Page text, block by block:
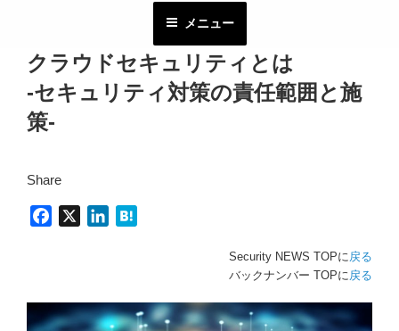
メニュー
クラウドセキュリティとは
-セキュリティ対策の責任範囲と施
策-
Share
b
o
e
d
n
a
Security NEWS TOPに戻る
バックナンバー TOPに戻る